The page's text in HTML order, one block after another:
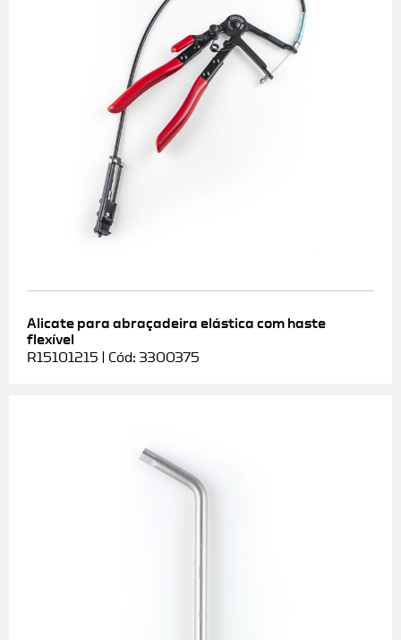
Alicate para abraçadeira elástica com haste
flexível
R15101215 | Cód: 3300375